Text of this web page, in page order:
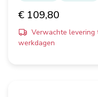
€ 109,80
Verwachte levering
werkdagen